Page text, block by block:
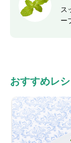
ス
ー
おすすめレ